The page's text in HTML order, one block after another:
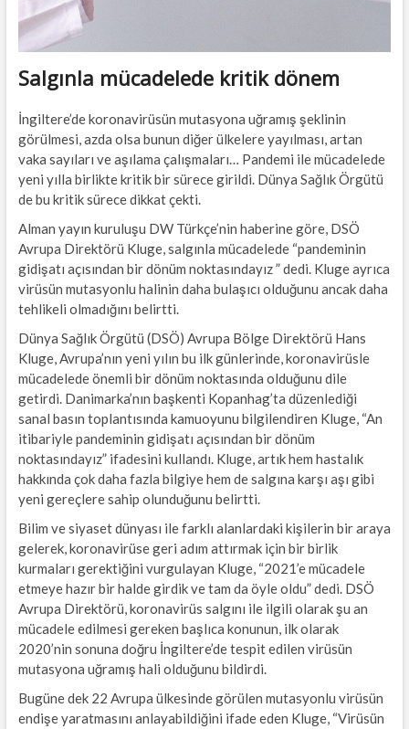
Salgınla mücadelede kritik dönem
İngiltere’de koronavirüsün mutasyona uğramış şeklinin
görülmesi, azda olsa bunun diğer ülkelere yayılması, artan
vaka sayıları ve aşılama çalışmaları… Pandemi ile mücadelede
yeni yılla birlikte kritik bir sürece girildi. Dünya Sağlık Örgütü
de bu kritik sürece dikkat çekti.
Alman yayın kuruluşu DW Türkçe’nin haberine göre, DSÖ
Avrupa Direktörü Kluge, salgınla mücadelede “pandeminin
gidişatı açısından bir dönüm noktasındayız ” dedi. Kluge ayrıca
virüsün mutasyonlu halinin daha bulaşıcı olduğunu ancak daha
tehlikeli olmadığını belirtti.
Dünya Sağlık Örgütü (DSÖ) Avrupa Bölge Direktörü Hans
Kluge, Avrupa’nın yeni yılın bu ilk günlerinde, koronavirüsle
mücadelede önemli bir dönüm noktasında olduğunu dile
getirdi. Danimarka’nın başkenti Kopanhag’ta düzenlediği
sanal basın toplantısında kamuoyunu bilgilendiren Kluge, “An
itibariyle pandeminin gidişatı açısından bir dönüm
noktasındayız” ifadesini kullandı. Kluge, artık hem hastalık
hakkında çok daha fazla bilgiye hem de salgına karşı aşı gibi
yeni gereçlere sahip olunduğunu belirtti.
Bilim ve siyaset dünyası ile farklı alanlardaki kişilerin bir araya
gelerek, koronavirüse geri adım attırmak için bir birlik
kurmaları gerektiğini vurgulayan Kluge, “2021’e mücadele
etmeye hazır bir halde girdik ve tam da öyle oldu” dedi. DSÖ
Avrupa Direktörü, koronavirüs salgını ile ilgili olarak şu an
mücadele edilmesi gereken başlıca konunun, ilk olarak
2020’nin sonuna doğru İngiltere’de tespit edilen virüsün
mutasyona uğramış hali olduğunu bildirdi.
Bugüne dek 22 Avrupa ülkesinde görülen mutasyonlu virüsün
endişe yaratmasını anlayabildiğini ifade eden Kluge, “Virüsün